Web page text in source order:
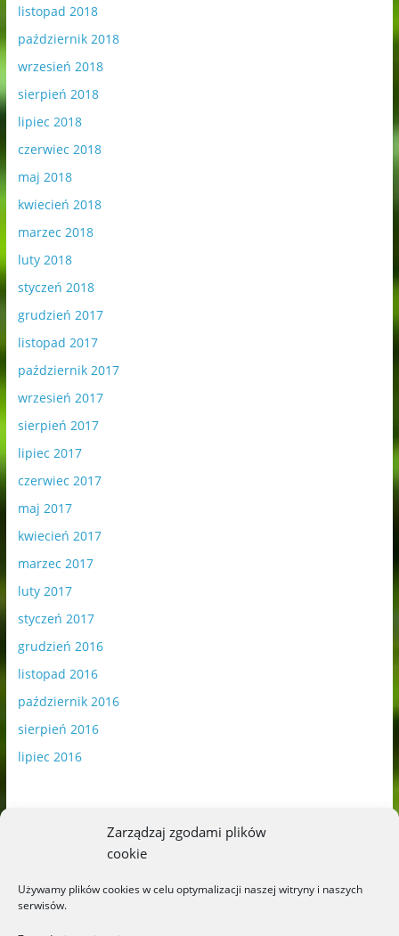
Zarządzaj zgodami plików
cookie
Używamy plików cookies w celu optymalizacji naszej witryny i naszych
serwisów.
listopad 2018
październik 2018
wrzesień 2018
sierpień 2018
lipiec 2018
czerwiec 2018
maj 2018
kwiecień 2018
marzec 2018
luty 2018
styczeń 2018
grudzień 2017
listopad 2017
październik 2017
wrzesień 2017
sierpień 2017
lipiec 2017
czerwiec 2017
maj 2017
kwiecień 2017
marzec 2017
luty 2017
styczeń 2017
grudzień 2016
listopad 2016
październik 2016
sierpień 2016
lipiec 2016